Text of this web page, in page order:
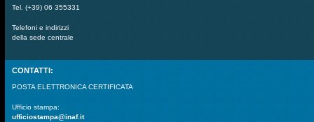
Tel. (+39) 06 355331
Telefoni e indirizzi
della sede centrale
CONTATTI:
POSTA ELETTRONICA CERTIFICATA
Ufficio stampa:
ufficiostampa@inaf.it